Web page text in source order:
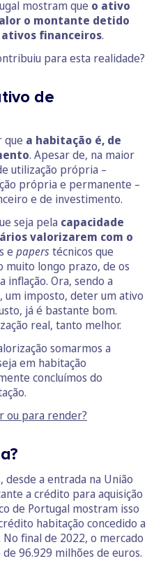
mostram que o ativo
o montante detido
financeiros.
para esta realidade?
de
que a habitação é, de
. Apesar de, na maior
utilização própria –
própria e permanente –
e de investimento.
seja pela capacidade
valorizarem com o
e paperstécnicos que
muito longo prazo, de os
Ora, sendo a
um imposto, deter um ativo
já é bastante bom.
real, tanto melhor.
somarmos a
em habitação
concluímos do
ou para render?
desde a entrada na União
a crédito para aquisição
de Portugal mostram isso
habitação concedido a
final de 2022, o mercado
96.929 milhões de euros.